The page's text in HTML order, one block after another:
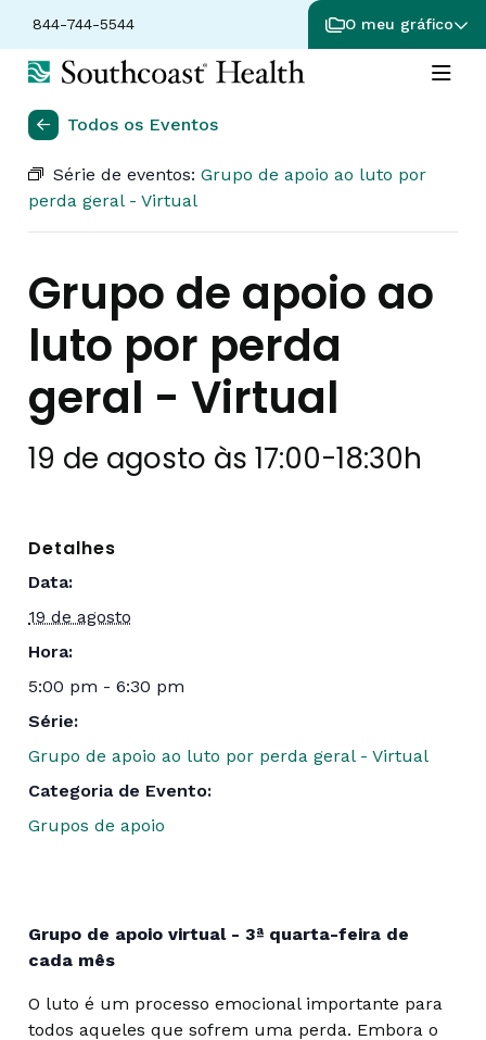
844-744-5544 O meu gráfico
Todos os Eventos
Série de eventos: Grupo de apoio ao luto por
perda geral - Virtual
Grupo de apoio ao
luto por perda
geral - Virtual
19 de agosto às 17:00-18:30h
Detalhes
Data:
19 de agosto
Hora:
5:00 pm - 6:30 pm
Série:
Grupo de apoio ao luto por perda geral - Virtual
Categoria de Evento:
Grupos de apoio
Grupo de apoio virtual - 3ª quarta-feira de
cada mês
O luto é um processo emocional importante para
todos aqueles que sofrem uma perda. Embora o